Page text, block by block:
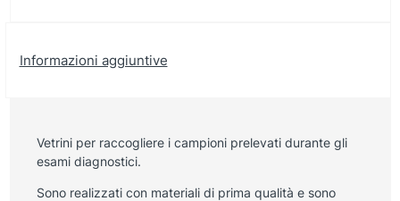
Informazioni aggiuntive
Vetrini per raccogliere i campioni prelevati durante gli
esami diagnostici.
Sono realizzati con materiali di prima qualità e sono